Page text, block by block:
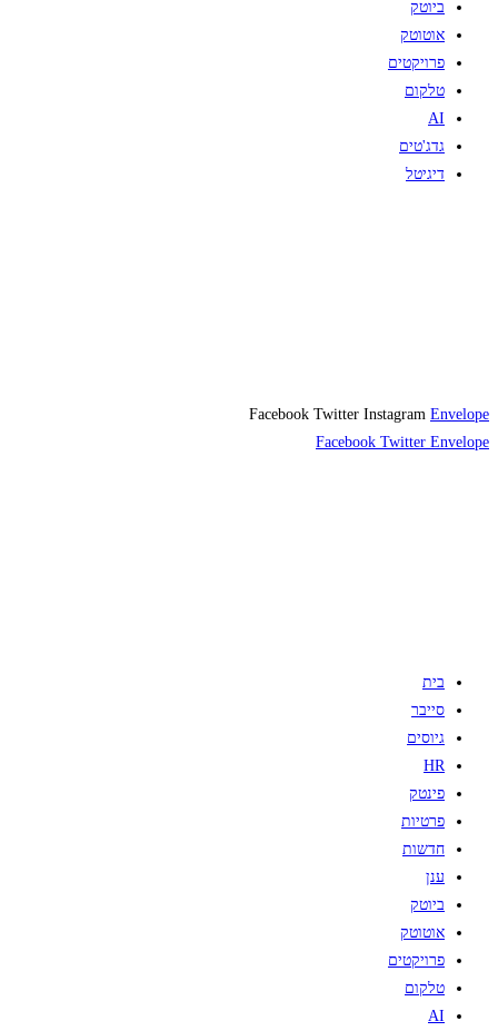
ביוטק
אוטוטק
פרויקטים
טלקום
AI
גדג'טים
דיגיטל
Facebook Twitter Instagram Envelope
Facebook Twitter Envelope
בית
סייבר
גיוסים
HR
פינטק
פרטיות
חדשות
ענן
ביוטק
אוטוטק
פרויקטים
טלקום
AI